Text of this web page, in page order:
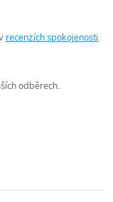
recenzích spokojenosti.
odběrech.